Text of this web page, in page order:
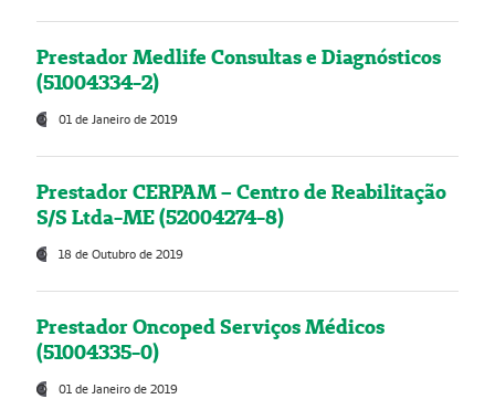
Prestador Medlife Consultas e Diagnósticos
(51004334-2)
01 de Janeiro de 2019
Prestador CERPAM – Centro de Reabilitação
S/S Ltda-ME (52004274-8)
18 de Outubro de 2019
Prestador Oncoped Serviços Médicos
(51004335-0)
01 de Janeiro de 2019